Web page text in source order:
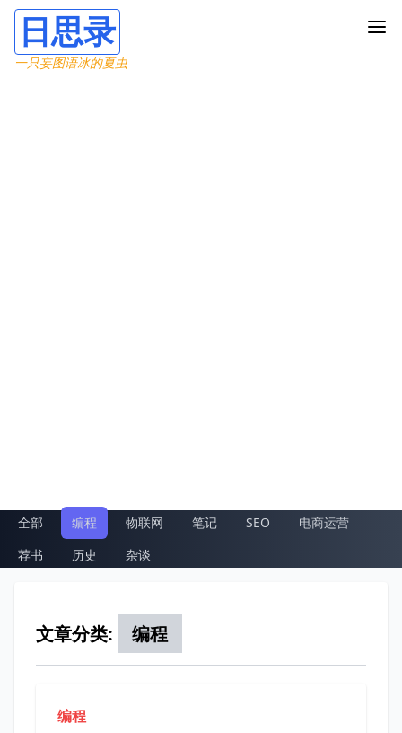
日思录
一只妄图语冰的夏虫
全部 编程 物联网 笔记 SEO
电商运营
荐书
历史 杂谈
文章分类: 编程
编程